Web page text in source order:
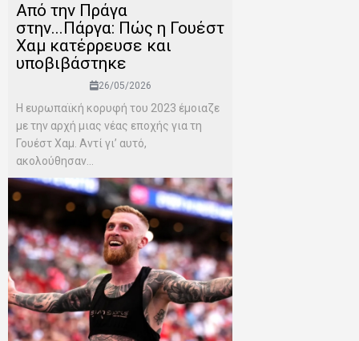
Από την Πράγα
στην...Πάργα: Πώς η Γουέστ
Χαμ κατέρρευσε και
υποβιβάστηκε
26/05/2026
Η ευρωπαϊκή κορυφή του 2023 έμοιαζε
με την αρχή μιας νέας εποχής για τη
Γουέστ Χαμ. Αντί γι’ αυτό,
ακολούθησαν...